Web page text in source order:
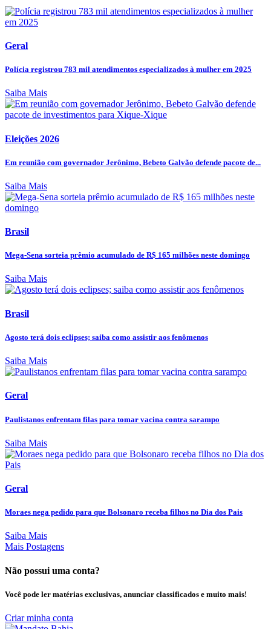
Geral
Polícia registrou 783 mil atendimentos especializados à mulher em 2025
Saiba Mais
Eleições 2026
Em reunião com governador Jerônimo, Bebeto Galvão defende pacote de...
Saiba Mais
Brasil
Mega-Sena sorteia prêmio acumulado de R$ 165 milhões neste domingo
Saiba Mais
Brasil
Agosto terá dois eclipses; saiba como assistir aos fenômenos
Saiba Mais
Geral
Paulistanos enfrentam filas para tomar vacina contra sarampo
Saiba Mais
Geral
Moraes nega pedido para que Bolsonaro receba filhos no Dia dos Pais
Saiba Mais
Mais Postagens
Não possui uma conta?
Você pode ler matérias exclusivas, anunciar classificados e muito mais!
Criar minha conta